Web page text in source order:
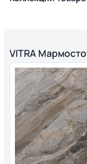
VITRA